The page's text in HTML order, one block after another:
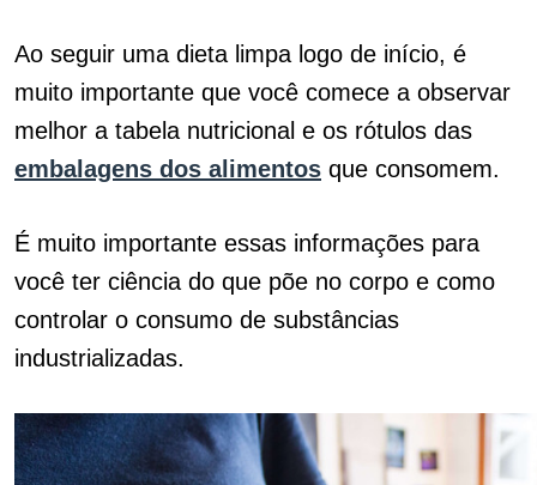
Ao seguir uma dieta limpa logo de início, é
muito importante que você comece a observar
melhor a tabela nutricional e os rótulos das
embalagens dos alimentos que consomem.
É muito importante essas informações para
você ter ciência do que põe no corpo e como
controlar o consumo de substâncias
industrializadas.